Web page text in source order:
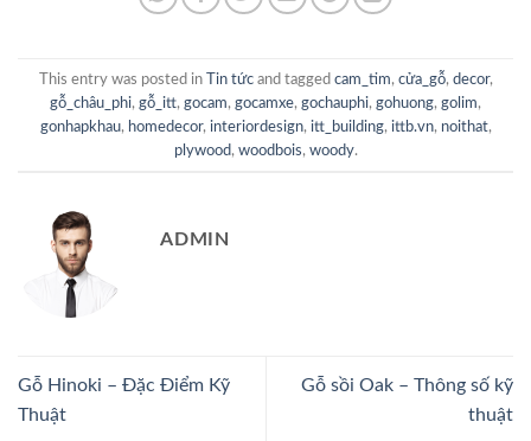
This entry was posted in Tin tứcand tagged cam_tim, cửa_gỗ, decor,
gỗ_châu_phi, gỗ_itt, gocam, gocamxe, gochauphi, gohuong, golim,
gonhapkhau, homedecor, interiordesign, itt_building, ittb.vn, noithat,
plywood, woodbois, woody.
ADMIN
Gỗ Hinoki – Đặc Điểm Kỹ
Thuật
Gỗ sồi Oak – Thông số kỹ
thuật